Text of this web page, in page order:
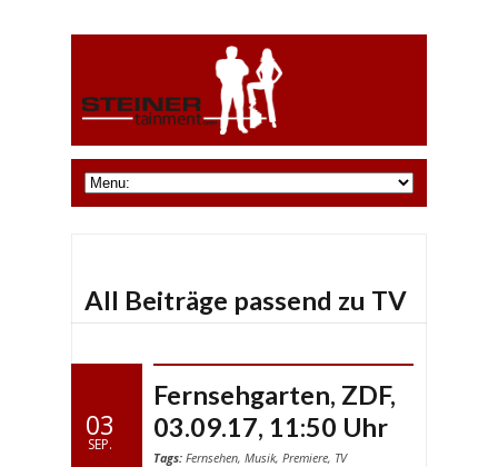
All Beiträge passend zu TV
03
SEP.
Fernsehgarten, ZDF,
03.09.17, 11:50 Uhr
Tags: Fernsehen, Musik, Premiere, TV